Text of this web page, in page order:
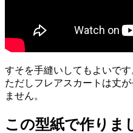
すそを手縫いしてもよいです
ただしフレアスカートは丈
ません。
この型紙で作りま